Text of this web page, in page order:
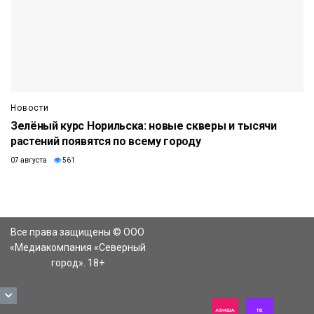
Новости
Зелёный курс Норильска: новые скверы и тысячи
растений появятся по всему городу
07 августа 561
Все права защищены © ООО
«Медиакомпания «Северный
город». 18+